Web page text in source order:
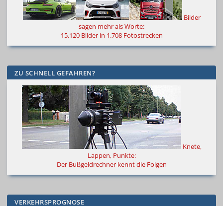
Bilder
sagen mehr als Worte:
15.120 Bilder in 1.708 Fotostrecken
ZU SCHNELL GEFAHREN?
Knete,
Lappen, Punkte:
Der Bußgeldrechner kennt die Folgen
VERKEHRSPROGNOSE